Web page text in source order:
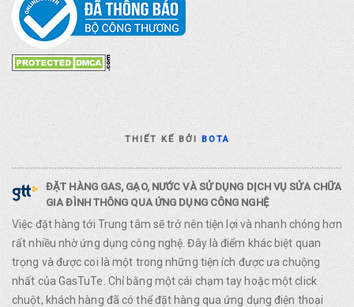
THIẾT KẾ BỞIBOTA
ĐẶT HÀNG GAS, GẠO, NƯỚC VÀ SỬ DỤNG DỊCH VỤ SỬA CHỮA
GIA ĐÌNH THÔNG QUA ỨNG DỤNG CÔNG NGHỆ
Việc đặt hàng tới Trung tâm sẽ trở nên tiện lợi và nhanh chóng hơn
rất nhiều nhờ ứng dụng công nghệ. Đây là điểm khác biệt quan
trọng và được coi là một trong những tiện ích được ưa chuộng
nhất của GasTuTe. Chỉ bằng một cái chạm tay hoặc một click
chuột, khách hàng đã có thể đặt hàng qua ứng dụng điện thoại